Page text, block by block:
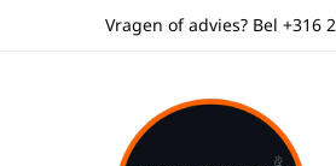
Vragen of advies? Bel +316